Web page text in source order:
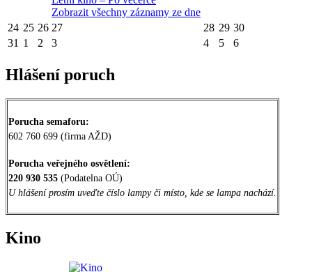
Zobrazit všechny záznamy ze dne
24 25 26 27 28 29 30
31 1 2 3 4 5 6
Hlášení poruch
Porucha semaforu:
602 760 699 (firma AŽD)
Porucha veřejného osvětlení:
220 930 535 (Podatelna OÚ)
U hlášení prosím uveďte číslo lampy či místo, kde se lampa nachází.
Kino